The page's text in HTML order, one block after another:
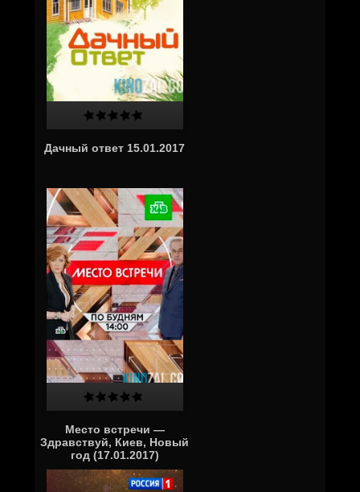
Дачный ответ 15.01.2017
Место встречи —
Здравствуй, Киев, Новый
год (17.01.2017)